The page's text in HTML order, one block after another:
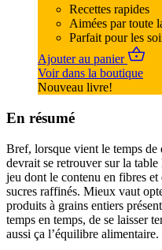
Recettes rapides
Aimées par toute
Parfait pour les
Ajouter au panier
Voir dans la boutique
Nouveau livre!
En résumé
Bref, lorsque vient le temps
devrait se retrouver sur la
jeu dont le contenu en fibres et
sucres raffinés. Mieux vaut
produits à grains entiers
temps en temps, de se laisser
aussi ça l’équilibre alimentaire.